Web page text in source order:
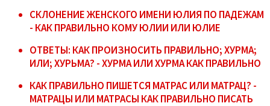
СКЛОНЕНИЕ ЖЕНСКОГО ИМЕНИ ЮЛИЯ ПО ПАДЕЖАМ
- КАК ПРАВИЛЬНО КОМУ ЮЛИИ ИЛИ ЮЛИЕ
ОТВЕТЫ: КАК ПРОИЗНОСИТЬ ПРАВИЛЬНО; ХУРМА;
ИЛИ; ХУРЬМА? - ХУРМА ИЛИ ХУРМА КАК ПРАВИЛЬНО
КАК ПРАВИЛЬНО ПИШЕТСЯ МАТРАС ИЛИ МАТРАЦ? -
МАТРАЦЫ ИЛИ МАТРАСЫ КАК ПРАВИЛЬНО ПИСАТЬ